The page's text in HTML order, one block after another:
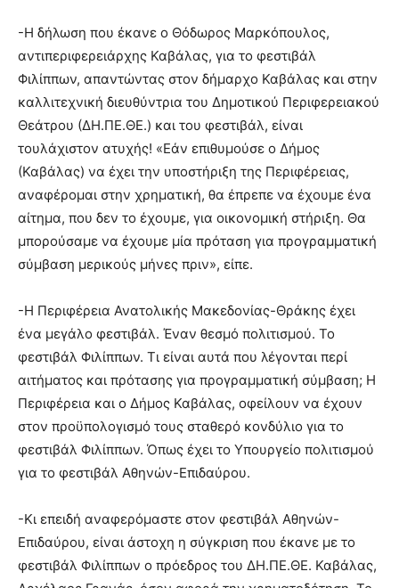
-Η δήλωση που έκανε ο Θόδωρος Μαρκόπουλος,
αντιπεριφερειάρχης Καβάλας, για το φεστιβάλ
Φιλίππων, απαντώντας στον δήμαρχο Καβάλας και στην
καλλιτεχνική διευθύντρια του Δημοτικού Περιφερειακού
Θεάτρου (ΔΗ.ΠΕ.ΘΕ.) και του φεστιβάλ, είναι
τουλάχιστον ατυχής! «Εάν επιθυμούσε ο Δήμος
(Καβάλας) να έχει την υποστήριξη της Περιφέρειας,
αναφέρομαι στην χρηματική, θα έπρεπε να έχουμε ένα
αίτημα, που δεν το έχουμε, για οικονομική στήριξη. Θα
μπορούσαμε να έχουμε μία πρόταση για προγραμματική
σύμβαση μερικούς μήνες πριν», είπε.
-Η Περιφέρεια Ανατολικής Μακεδονίας-Θράκης έχει
ένα μεγάλο φεστιβάλ. Έναν θεσμό πολιτισμού. Το
φεστιβάλ Φιλίππων. Τι είναι αυτά που λέγονται περί
αιτήματος και πρότασης για προγραμματική σύμβαση; Η
Περιφέρεια και ο Δήμος Καβάλας, οφείλουν να έχουν
στον προϋπολογισμό τους σταθερό κονδύλιο για το
φεστιβάλ Φιλίππων. Όπως έχει το Υπουργείο πολιτισμού
για το φεστιβάλ Αθηνών-Επιδαύρου.
-Κι επειδή αναφερόμαστε στον φεστιβάλ Αθηνών-
Επιδαύρου, είναι άστοχη η σύγκριση που έκανε με το
φεστιβάλ Φιλίππων ο πρόεδρος του ΔΗ.ΠΕ.ΘΕ. Καβάλας,